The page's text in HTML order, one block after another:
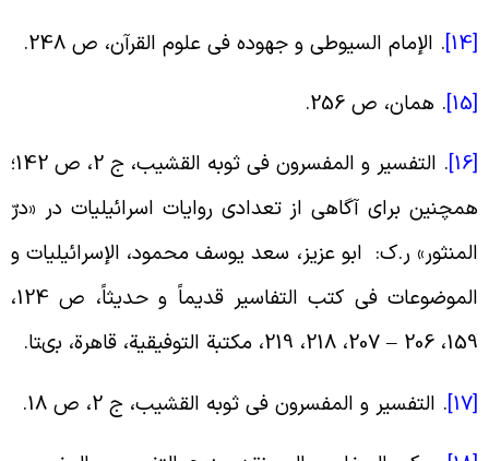
.الإمام السیوطی و جهوده فی علوم القرآن، ص 248
.
.همان، ص 256
.
.
التفسیر و المفسرون فی ثوبه القشیب، ج 2، ص 142؛
برای آگاهی از تعدادی روایات اسرائیلیات در «درّ
ر.ک: ابو عزیز، سعد یوسف محمود، الإسرائیلیات و
الموضوعات فی کتب التفاسیر قدیماً و حدیثاً، ص 124،
218، 219، مکتبة التوفیقیة، قاهرة، بى‏تا
.
.التفسیر و المفسرون فی ثوبه القشیب، ج 2، ص 18
.